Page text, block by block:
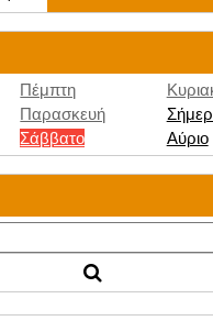
Πέμπτη
Παρασκευή
Σάββατο
Αύριο